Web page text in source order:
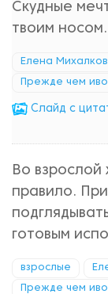
Скудные
твоим
Елена
Прежде чем
Cлайд с
Во
правило.
готовым
взрослые
Прежде чем